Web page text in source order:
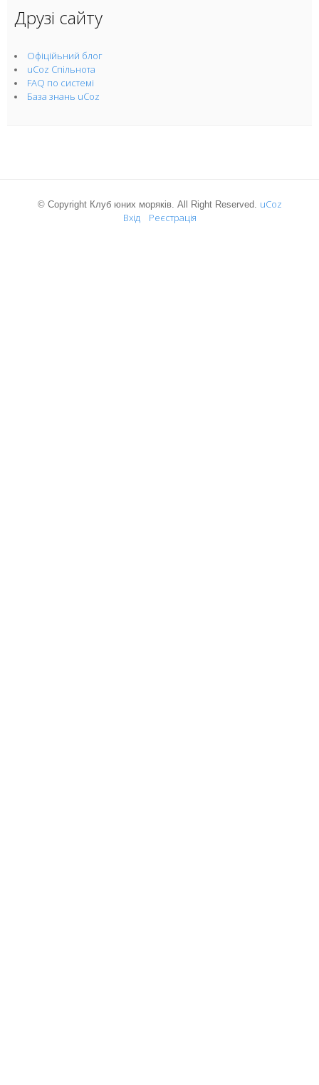
Друзі сайту
Офіційьний блог
uCoz Спільнота
FAQ по системі
База знань uCoz
© Copyright Клуб юних моряків. All Right Reserved.
uCoz
Вхід
Реєстрація